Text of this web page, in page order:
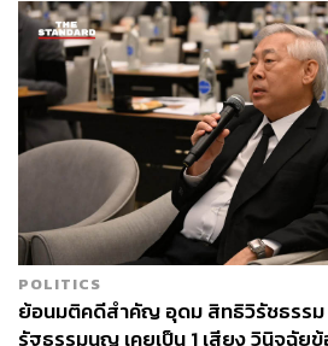
POLITICS
ย้อนมติคดีสำคัญ อุดม สิทธิวิรัชธรรม
รัฐธรรมนูญ เคยเป็น 1 เสียง วินิจฉัย